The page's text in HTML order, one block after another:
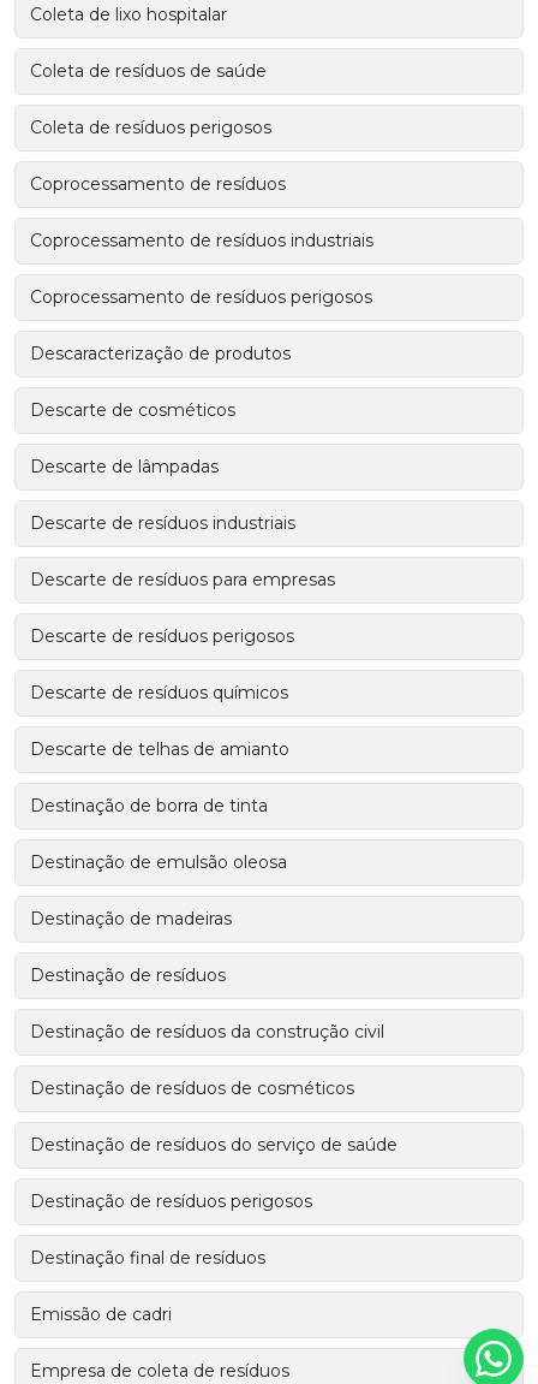
Coleta de lixo hospitalar
Coleta de resíduos de saúde
Coleta de resíduos perigosos
Coprocessamento de resíduos
Coprocessamento de resíduos industriais
Coprocessamento de resíduos perigosos
Descaracterização de produtos
Descarte de cosméticos
Descarte de lâmpadas
Descarte de resíduos industriais
Descarte de resíduos para empresas
Descarte de resíduos perigosos
Descarte de resíduos químicos
Descarte de telhas de amianto
Destinação de borra de tinta
Destinação de emulsão oleosa
Destinação de madeiras
Destinação de resíduos
Destinação de resíduos da construção civil
Destinação de resíduos de cosméticos
Destinação de resíduos do serviço de saúde
Destinação de resíduos perigosos
Destinação final de resíduos
Emissão de cadri
Empresa de coleta de resíduos